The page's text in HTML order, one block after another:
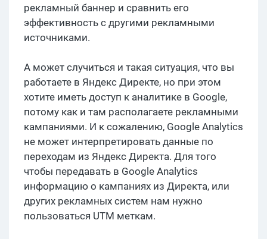
рекламный баннер и сравнить его
эффективность с другими рекламными
источниками.
А может случиться и такая ситуация, что вы
работаете в Яндекс Директе, но при этом
хотите иметь доступ к аналитике в Google,
потому как и там располагаете рекламными
кампаниями. И к сожалению, Google Analytics
не может интерпретировать данные по
переходам из Яндекс Директа. Для того
чтобы передавать в Google Analytics
информацию о кампаниях из Директа, или
других рекламных систем нам нужно
пользоваться UTM меткам.